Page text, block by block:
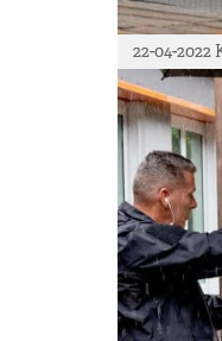
22-04-